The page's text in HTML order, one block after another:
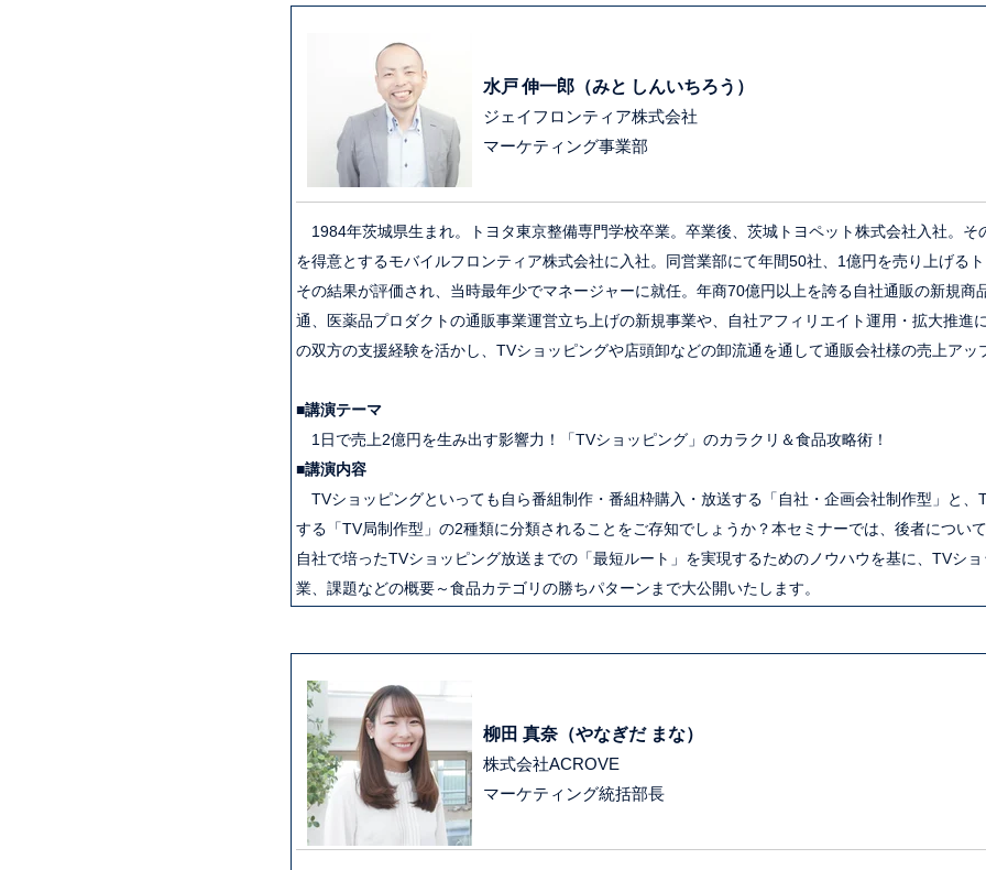
水戸 伸一郎（みと しんいちろう）
ジェイフロンティア株式会社
マーケティング事業部
1984年茨城県生まれ。トヨタ東京整備専門学校卒業。卒業後、茨城トヨペット株式会社入社。そ
を得意とするモバイルフロンティア株式会社に入社。同営業部にて年間50社、1億円を売り上げるト
その結果が評価され、当時最年少でマネージャーに就任。年商70億円以上を誇る自社通販の新規商
通、医薬品プロダクトの通販事業運営立ち上げの新規事業や、自社アフィリエイト運用・拡大推進
の双方の支援経験を活かし、TVショッピングや店頭卸などの卸流通を通して通販会社様の売上アッ
■講演テーマ
1日で売上2億円を生み出す影響力！「TVショッピング」のカラクリ＆食品攻略術！
■講演内容
TVショッピングといっても自ら番組制作・番組枠購入・放送する「自社・企画会社制作型」と、
する「TV局制作型」の2種類に分類されることをご存知でしょうか？本セミナーでは、後者につい
自社で培ったTVショッピング放送までの「最短ルート」を実現するためのノウハウを基に、TVシ
業、課題などの概要～食品カテゴリの勝ちパターンまで大公開いたします。
柳田 真奈（やなぎだ まな）
株式会社ACROVE
マーケティング統括部長